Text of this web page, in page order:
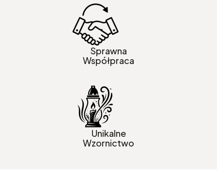
Sprawna
Współpraca
Unikalne
Wzornictwo